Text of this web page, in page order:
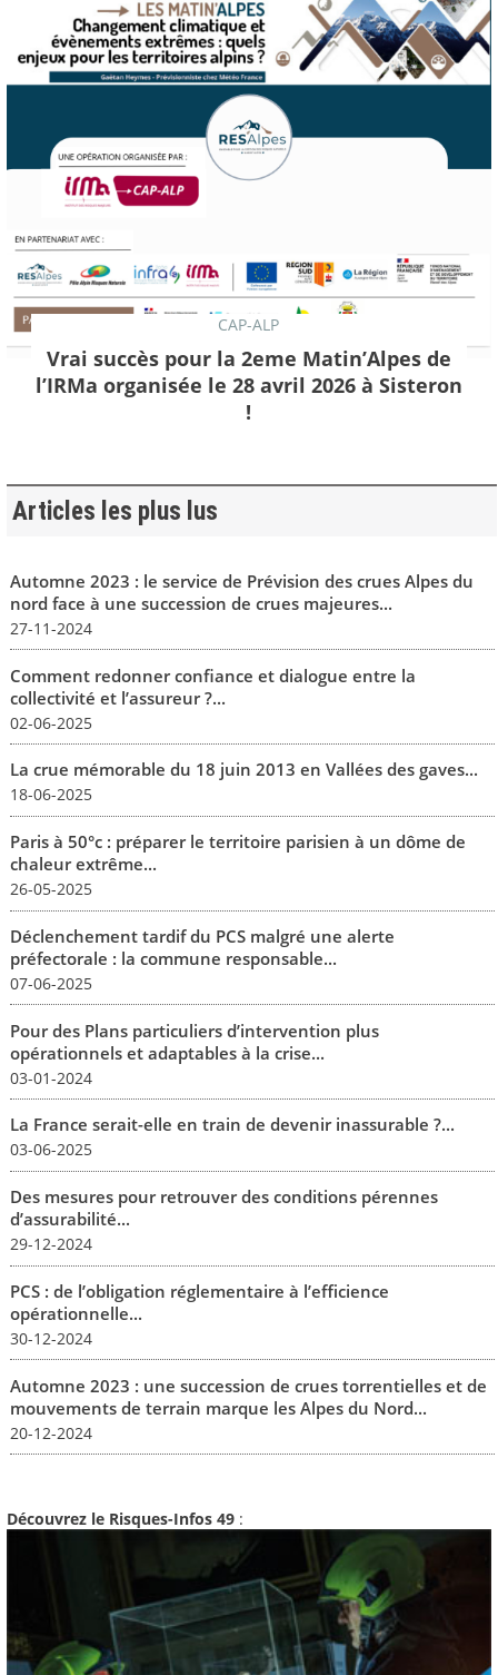
CAP-ALP
Vrai succès pour la 2eme Matin’Alpes de
l’IRMa organisée le 28 avril 2026 à Sisteron
!
Articles les plus lus
Automne 2023 : le service de Prévision des crues Alpes du
nord face à une succession de crues majeures...
27-11-2024
Comment redonner confiance et dialogue entre la
collectivité et l’assureur ?...
02-06-2025
La crue mémorable du 18 juin 2013 en Vallées des gaves...
18-06-2025
Paris à 50°c : préparer le territoire parisien à un dôme de
chaleur extrême...
26-05-2025
Déclenchement tardif du PCS malgré une alerte
préfectorale : la commune responsable...
07-06-2025
Pour des Plans particuliers d’intervention plus
opérationnels et adaptables à la crise...
03-01-2024
La France serait-elle en train de devenir inassurable ?...
03-06-2025
Des mesures pour retrouver des conditions pérennes
d’assurabilité...
29-12-2024
PCS : de l’obligation réglementaire à l’efficience
opérationnelle...
30-12-2024
Automne 2023 : une succession de crues torrentielles et de
mouvements de terrain marque les Alpes du Nord...
20-12-2024
Découvrez le Risques-Infos 49 :